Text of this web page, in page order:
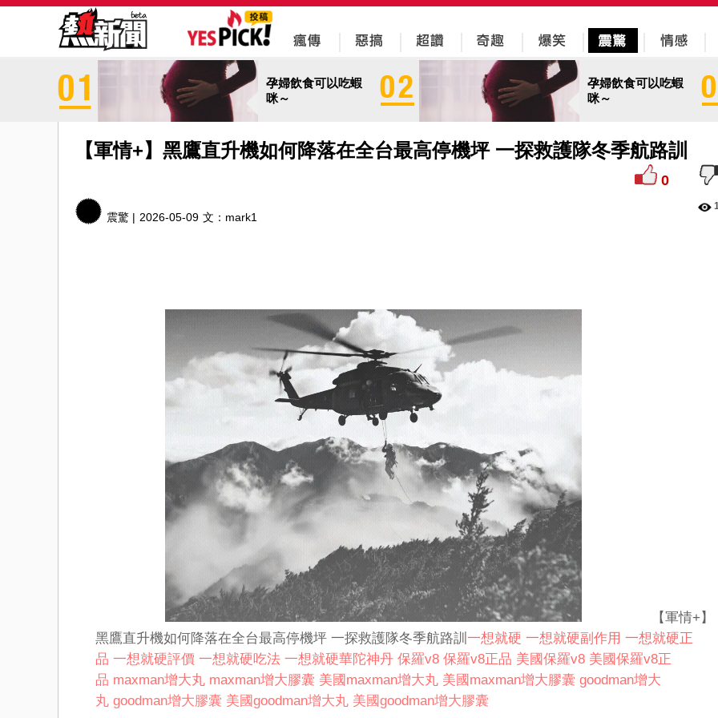
孕婦飲食可以吃蝦
咪～
孕婦飲食可以吃蝦
咪～
【軍情+】黑鷹直升機如何降落在全台最高停機坪 一探救護隊冬季航路訓
0
震驚 | 2026-05-09 文： mark1
【軍情+】
黑鷹直升機如何降落在全台最高停機坪 一探救護隊冬季航路訓 一想就硬 一想就硬副作用 一想就硬正
品 一想就硬評價 一想就硬吃法 一想就硬華陀神丹 保羅v8 保羅v8正品 美國保羅v8 美國保羅v8正
品 maxman增大丸 maxman增大膠囊 美國maxman增大丸 美國maxman增大膠囊 goodman增大
丸 goodman增大膠囊 美國goodman增大丸 美國goodman增大膠囊